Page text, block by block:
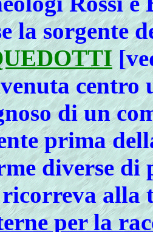
la sorgente
centro
di un
prima
diverse di
alla
per la